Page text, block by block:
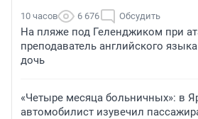
10 часов 6 676 Обсудить
На пляже под Геленджиком при
преподаватель английского
дочь
«Четыре месяца больничных»: в
автомобилист изувечил